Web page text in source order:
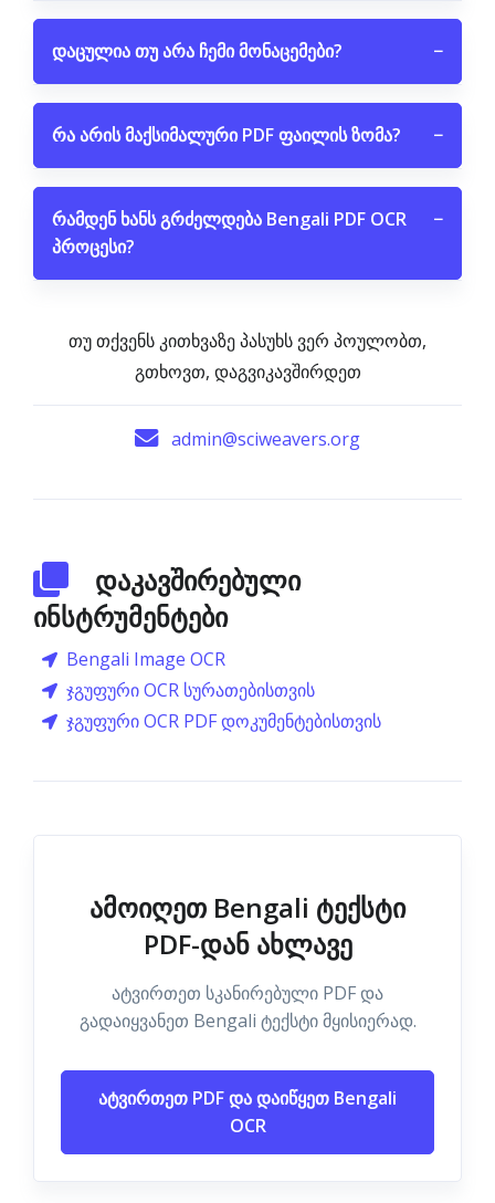
დაცულია თუ არა ჩემი მონაცემები? −
რა არის მაქსიმალური PDF ფაილის ზომა? −
რამდენ ხანს გრძელდება Bengali PDF OCR
პროცესი?
−
თუ თქვენს კითხვაზე პასუხს ვერ პოულობთ,
გთხოვთ, დაგვიკავშირდეთ
admin@sciweavers.org
დაკავშირებული
ინსტრუმენტები
Bengali Image OCR
ჯგუფური OCR სურათებისთვის
ჯგუფური OCR PDF დოკუმენტებისთვის
ამოიღეთ Bengali ტექსტი
PDF-დან ახლავე
ატვირთეთ სკანირებული PDF და
გადაიყვანეთ Bengali ტექსტი მყისიერად.
ატვირთეთ PDF და დაიწყეთ Bengali
OCR